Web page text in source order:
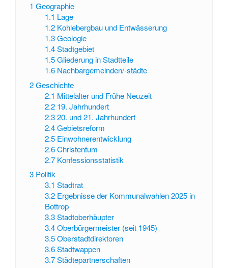
1 Geographie
1.1 Lage
1.2 Kohlebergbau und Entwässerung
1.3 Geologie
1.4 Stadtgebiet
1.5 Gliederung in Stadtteile
1.6 Nachbargemeinden/-städte
2Geschichte
2.1 Mittelalter und Frühe Neuzeit
2.2 19. Jahrhundert
2.3 20. und 21. Jahrhundert
2.4 Gebietsreform
2.5 Einwohnerentwicklung
2.6 Christentum
2.7 Konfessionsstatistik
3 Politik
3.1 Stadtrat
3.2 Ergebnisse der Kommunalwahlen 2025 in
Bottrop
3.3 Stadtoberhäupter
3.4 Oberbürgermeister (seit 1945)
3.5 Oberstadtdirektoren
3.6 Stadtwappen
3.7 Städtepartnerschaften